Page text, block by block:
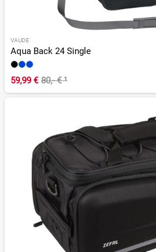
VAUDE
Aqua Back 24 Single
59,99 € 80,- €¹